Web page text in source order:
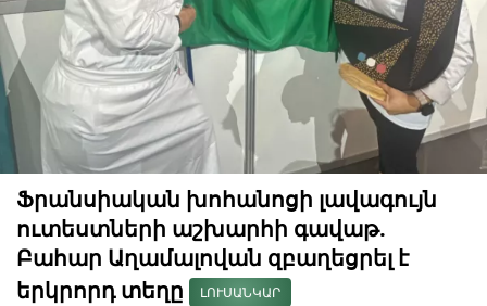
Ֆրանսիական խոհանոցի լավագույն
ուտեստների աշխարհի գավաթ.
Բահար Աղամալովան զբաղեցրել է
երկրորդ տեղը
ԼՈՒՍԱՆԿԱՐ